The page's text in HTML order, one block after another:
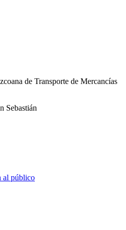
de Transporte de Mercancías
Sebastián
al público